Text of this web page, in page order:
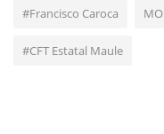
#Francisco Caroca
#CFT Estatal Maule